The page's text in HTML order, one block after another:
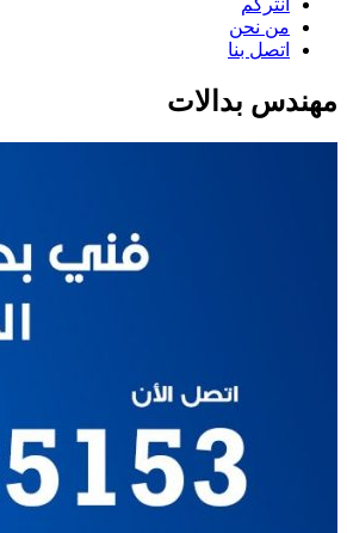
انتركم
من نحن
اتصل بنا
مهندس بدالات